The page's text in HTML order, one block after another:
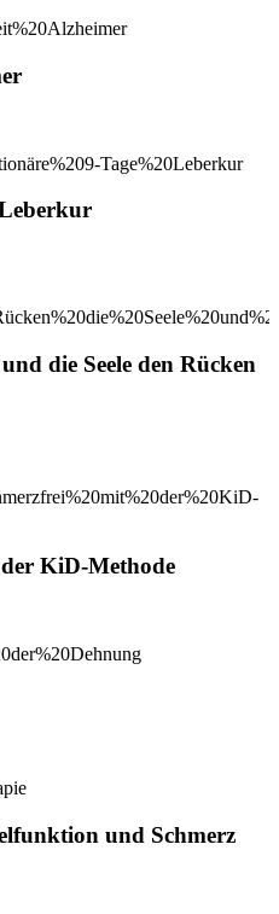
die Seele den Rücken
KiD-Methode
und Schmerz